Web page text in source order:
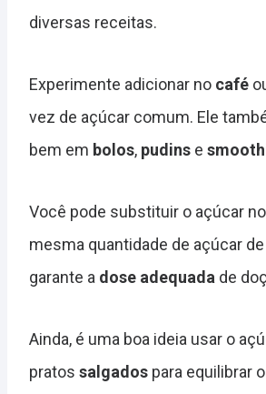
diversas receitas.
Experimente adicionar no café
vez de açúcar comum. Ele
bem em bolos, pudins e
Você pode substituir o açúcar
mesma quantidade de açúcar
garante a dose adequada de
Ainda, é uma boa ideia usar o
pratos salgados para equilibrar